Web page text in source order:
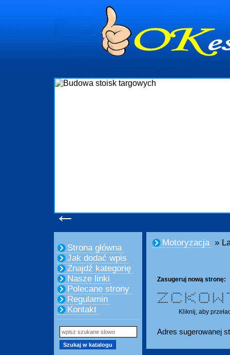
←
Strona główna
Jak dodać wpis
Znajdź kategorię
Nasze linki
Polecane strony
Regulamin
Kontakt
Motoryzacja »
Zasugeruj nową stronę:
******* ***** * * ***** * *
* * * * ** * * *
* * * ** * * *
* * ** * * * *
* * * ** * * * *
* * * * ** * * **
******* ***** * * ***** * *
Kliknij, aby
Adres sugerowanej